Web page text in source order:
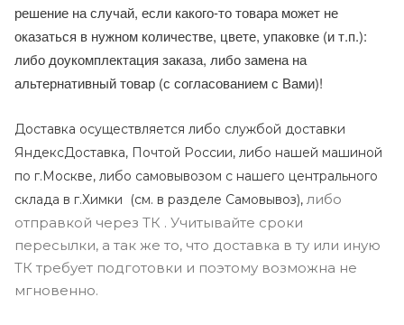
решение на случай, если какого-то товара может не
оказаться в нужном количестве, цвете, упаковке (и т.п.):
либо доукомплектация заказа, либо замена на
альтернативный товар (с согласованием с Вами)!
Доставка осуществляется либо службой доставки
ЯндексДоставка, Почтой России, либо нашей машиной
по г.Москве, либо самовывозом с нашего центрального
склада в г.Химки (см. в разделе Самовывоз), либо
отправкой через ТК . Учитывайте сроки
пересылки, а так же то, что доставка в ту или иную
ТК требует подготовки и поэтому возможна не
мгновенно.